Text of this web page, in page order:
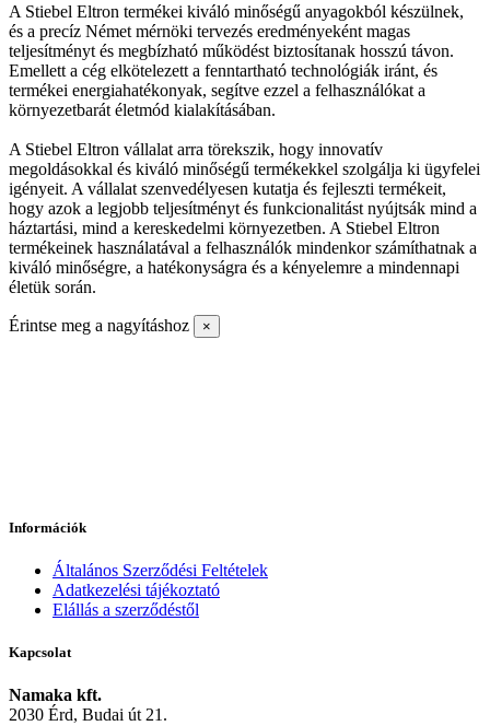
A Stiebel Eltron termékei kiváló minőségű anyagokból készülnek,
és a precíz Német mérnöki tervezés eredményeként magas
teljesítményt és megbízható működést biztosítanak hosszú távon.
Emellett a cég elkötelezett a fenntartható technológiák iránt, és
termékei energiahatékonyak, segítve ezzel a felhasználókat a
környezetbarát életmód kialakításában.
A Stiebel Eltron vállalat arra törekszik, hogy innovatív
megoldásokkal és kiváló minőségű termékekkel szolgálja ki ügyfelei
igényeit. A vállalat szenvedélyesen kutatja és fejleszti termékeit,
hogy azok a legjobb teljesítményt és funkcionalitást nyújtsák mind a
háztartási, mind a kereskedelmi környezetben. A Stiebel Eltron
termékeinek használatával a felhasználók mindenkor számíthatnak a
kiváló minőségre, a hatékonyságra és a kényelemre a mindennapi
életük során.
Érintse meg a nagyításhoz ×
Információk
Általános Szerződési Feltételek
Adatkezelési tájékoztató
Elállás a szerződéstől
Kapcsolat
Namaka kft.
2030 Érd, Budai út 21.